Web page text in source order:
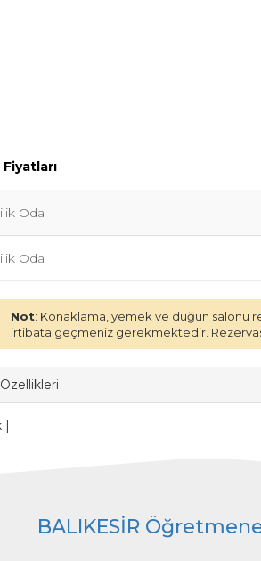
Oda
Oda
Not: Konaklama, yemek ve düğün salonu
irtibata geçmeniz gerekmektedir.
|
BALIKESİR